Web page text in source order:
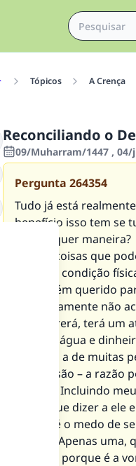
Tópicos A Crença
Reconciliando o
09/Muharram/1447 ,
Pergunta 264354
Tudo já está
benefício isso tem se
de qualquer maneira?
E se há coisas que
piora da condição
Há alguém querido
definitivamente não
ele morrerá, terá um
comida, água e
também a de muitas
fatores são – a
de mim. Incluindo
tenho que dizer a ele
segura é o medo de
pessoa. Apenas
maneira porque é a